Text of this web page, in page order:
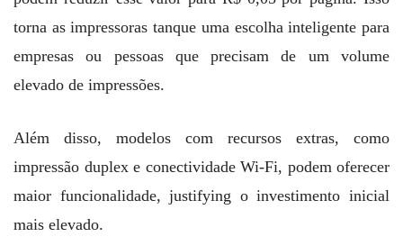
torna as impressoras tanque uma escolha inteligente para
empresas ou pessoas que precisam de um volume
elevado de impressões.
Além disso, modelos com recursos extras, como
impressão duplex e conectividade Wi-Fi, podem oferecer
maior funcionalidade, justifying o investimento inicial
mais elevado.